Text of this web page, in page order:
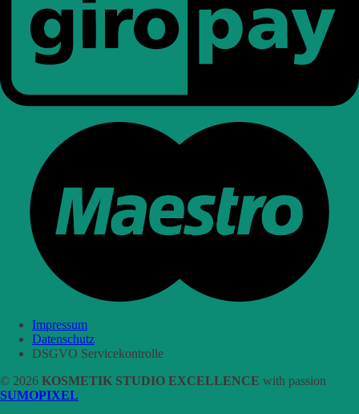
Impressum
Datenschutz
DSGVO Servicekontrolle
© 2026 KOSMETIK STUDIO EXCELLENCE with passion
SUMOPIXEL